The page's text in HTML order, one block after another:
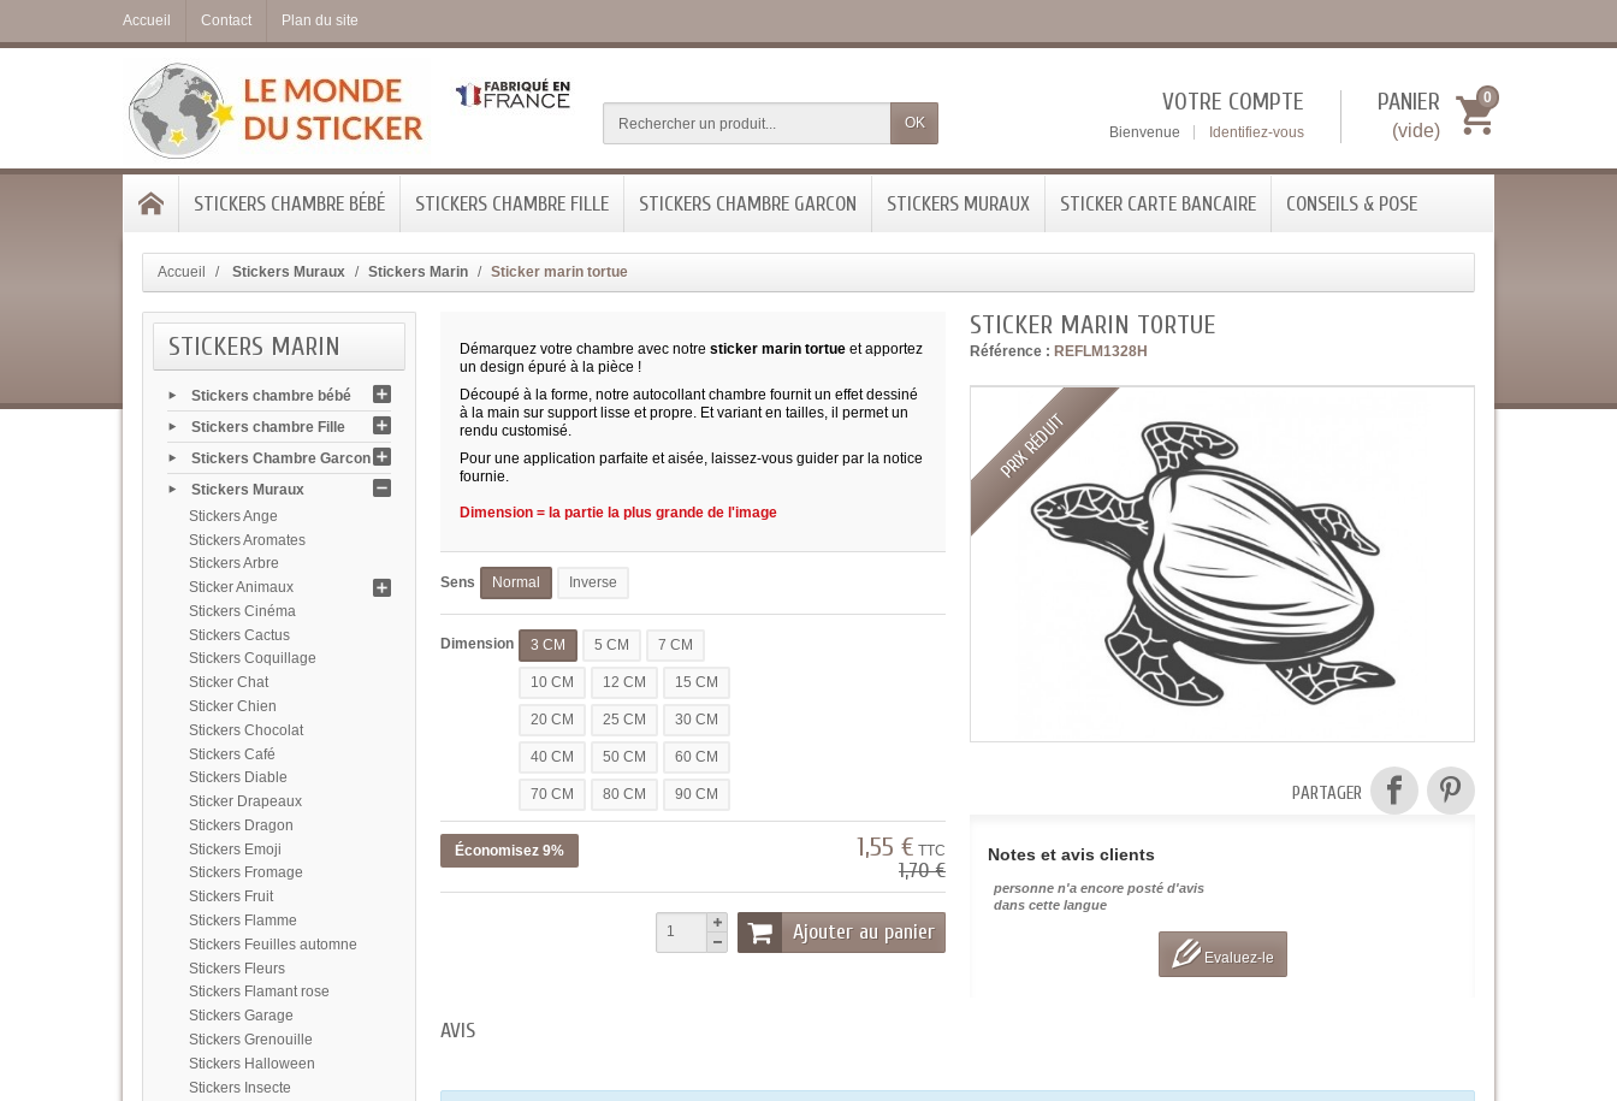
Accueil Contact Plan du site
OK
PANIER
(vide)
0
VOTRE COMPTE
Bienvenue Identifiez-vous
STICKERS CHAMBRE BÉBÉ STICKERS CHAMBRE FILLE STICKERS CHAMBRE GARCON STICKERS MURAUX STICKER CARTE BANCAIRE CONSEILS & POSE
Accueil Stickers Muraux Stickers Marin Sticker marin tortue
STICKERS MARIN
Stickers chambre bébé
Stickers chambre Fille
Stickers Chambre Garcon
Stickers Muraux
Stickers Ange
Stickers Aromates
Stickers Arbre
Sticker Animaux
Stickers Cinéma
Stickers Cactus
Stickers Coquillage
Sticker Chat
Sticker Chien
Stickers Chocolat
Stickers Café
Stickers Diable
Sticker Drapeaux
Stickers Dragon
Stickers Emoji
Stickers Fromage
Stickers Fruit
Stickers Flamme
Stickers Feuilles automne
Stickers Fleurs
Stickers Flamant rose
Stickers Garage
Stickers Grenouille
Stickers Halloween
Stickers Insecte
STICKER MARIN TORTUE
Référence : REFLM1328H
PRIX RÉDUIT
PARTAGER
Notes et avis clients
personne n'a encore posté d'avis
dans cette langue
Evaluez-le
Démarquez votre chambre avec notresticker marin tortue et apportez
un design épuré à la pièce !
Découpé à la forme, notre autocollant chambre fournit un effet dessiné
à la main sur support lisse et propre. Et variant en tailles, il permet un
rendu customisé.
Pour une application parfaite et aisée, laissez-vous guider par la notice
fournie.
Dimension = la partie la plus grande de l'image
Sens Normal Inverse
Dimension 3 CM 5 CM 7 CM
10 CM 12 CM 15 CM
20 CM 25 CM 30 CM
40 CM 50 CM 60 CM
70 CM 80 CM 90 CM
Économisez 9% 1,55 € TTC
1,70 €
Ajouter au panier
AVIS